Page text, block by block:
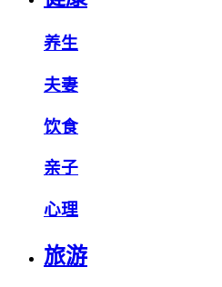
养生
夫妻
饮食
亲子
心理
旅游